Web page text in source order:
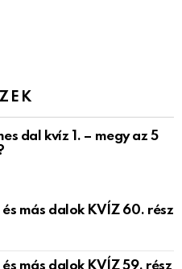
dal kvíz 1. – megy az 5
más dalok KVÍZ 60. rész
más dalok KVÍZ 59. rész